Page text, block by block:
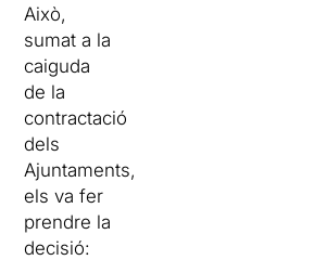
Això,
sumat a la
caiguda
de la
contractació
dels
Ajuntaments,
els va fer
prendre la
decisió: